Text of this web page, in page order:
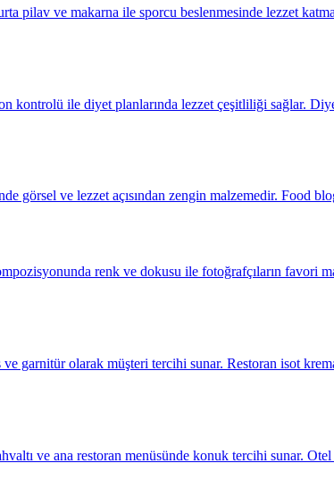
pilav ve makarna ile sporcu beslenmesinde lezzet
kontrolü ile diyet planlarında lezzet çeşitliliği sağlar.
görsel ve lezzet açısından zengin malzemedir. Food
renk ve dokusu ile fotoğrafçıların favori
garnitür olarak müşteri tercihi sunar. Restoran isot
ve ana restoran menüsünde konuk tercihi sunar. Otel